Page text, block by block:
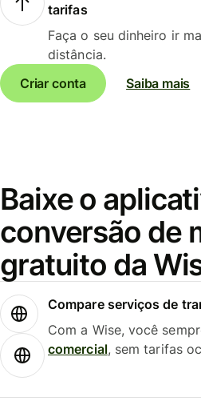
tarifas
Faça o seu dinheiro ir
distância.
Criar conta
Saiba mais
Baixe o
conversão de
gratuito da
Compare serviços de
Com a Wise, você
comercial, sem tarifas